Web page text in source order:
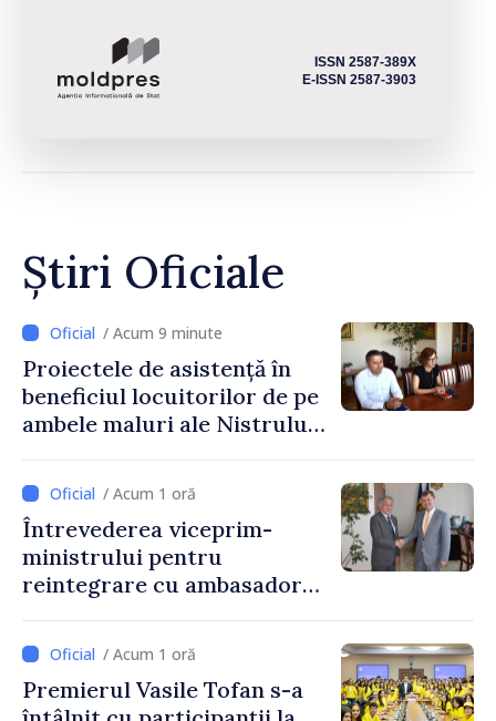
ISSN 2587-389X
E-ISSN 2587-3903
Știri Oficiale
/ Acum 9 minute
Proiectele de asistență în
beneficiul locuitorilor de pe
ambele maluri ale Nistrului
viceprim-ministrului cu
reprezentanta rezidentă a
PNUD în Republica Moldova,
Daniela Gasparikova
/ Acum 1 oră
Întrevederea viceprim-
ministrului pentru
reintegrare cu ambasadorul
Moldova
/ Acum 1 oră
Premierul Vasile Tofan s-a